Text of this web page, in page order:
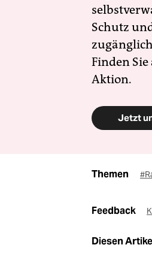
Schutz
Finden
Aktion.
Jetzt
Themen
Feedback
Diesen